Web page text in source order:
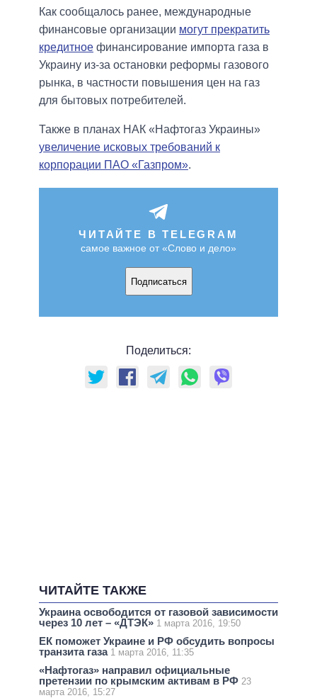
Как сообщалось ранее, международные
финансовые организации могут прекратить
кредитное финансирование импорта газа в
Украину из-за остановки реформы газового
рынка, в частности повышения цен на газ
для бытовых потребителей.
Также в планах НАК «Нафтогаз Украины»
увеличение исковых требований к
корпорации ПАО «Газпром».
ЧИТАЙТЕ В TELEGRAM
самое важное от «Слово и дело»
Подписаться
Поделиться:
ЧИТАЙТЕ ТАКЖЕ
Украина освободится от газовой зависимости
через 10 лет – «ДТЭК» 1 марта 2016, 19:50
ЕК поможет Украине и РФ обсудить вопросы
транзита газа 1 марта 2016, 11:35
«Нафтогаз» направил официальные
претензии по крымским активам в РФ 23
марта 2016, 15:27